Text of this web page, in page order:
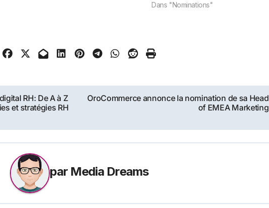
Dans "Nominations"
RH: De A à Z
et stratégies RH
OroCommerce annonce la nomination de sa Head
of EMEA Marketing
par Media Dreams